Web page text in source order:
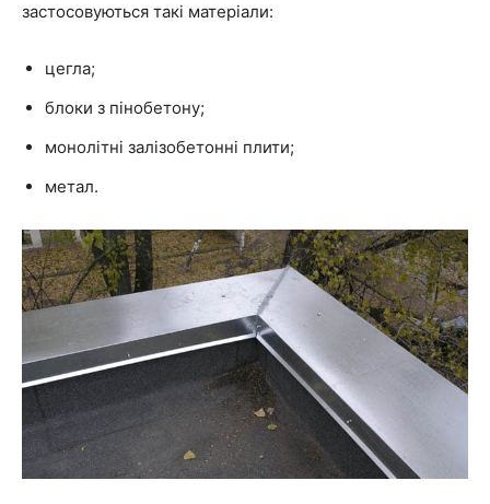
застосовуються такі матеріали:
цегла;
блоки з пінобетону;
монолітні залізобетонні плити;
метал.